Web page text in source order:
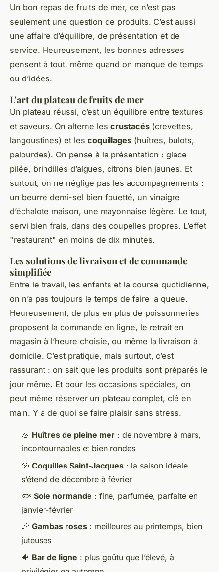
Un bon repas de fruits de mer, ce n’est pas
seulement une question de produits. C’est aussi
une affaire d’équilibre, de présentation et de
service. Heureusement, les bonnes adresses
pensent à tout, même quand on manque de temps
ou d’idées.
L'art du plateau de fruits de mer
Un plateau réussi, c’est un équilibre entre textures
et saveurs. On alterne les crustacés (crevettes,
langoustines) et les coquillages (huîtres, bulots,
palourdes). On pense à la présentation : glace
pilée, brindilles d’algues, citrons bien jaunes. Et
surtout, on ne néglige pas les accompagnements :
un beurre demi-sel bien fouetté, un vinaigre
d’échalote maison, une mayonnaise légère. Le tout,
servi bien frais, dans des coupelles propres. L’effet
"restaurant" en moins de dix minutes.
Les solutions de livraison et de commande
simplifiée
Entre le travail, les enfants et la course quotidienne,
on n’a pas toujours le temps de faire la queue.
Heureusement, de plus en plus de poissonneries
proposent la commande en ligne, le retrait en
magasin à l’heure choisie, ou même la livraison à
domicile. C’est pratique, mais surtout, c’est
rassurant : on sait que les produits sont préparés le
jour même. Et pour les occasions spéciales, on
peut même réserver un plateau complet, clé en
main. Y a de quoi se faire plaisir sans stress.
🦪 Huîtres de pleine mer : de novembre à mars,
incontournables et bien rondes
🐚 Coquilles Saint-Jacques : la saison idéale
s’étend de décembre à février
🐟 Sole normande : fine, parfumée, parfaite en
janvier-février
🦐 Gambas roses : meilleures au printemps, bien
juteuses
🐠 Bar de ligne : plus goûtu que l’élevé, à